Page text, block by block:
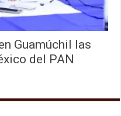
Guamúchil las
del PAN